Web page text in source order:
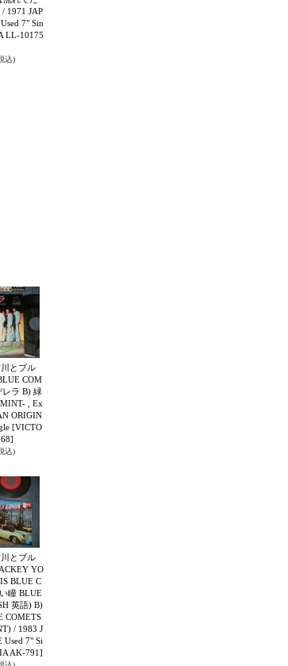
1971 JAP
7" Sin
LL-10175
込)
とブル
COM
レラ B) 緑
, Ex
ORIGIN
[VICTO
込)
とブル
YO
BLUE C
瞳 BLUE
英語) B)
COMETS
/ 1983 J
Used 7" Si
AK-791]